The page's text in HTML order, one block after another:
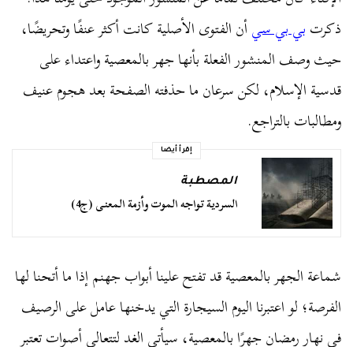
ذكرتبي بي سيأن الفتوى الأصلية كانت أكثر عنفًا وتحريضًا،
حيث وصف المنشور الفعلة بأنها جهر بالمعصية واعتداء على
قدسية الإسلام، لكن سرعان ما حذفته الصفحة بعد هجوم عنيف
ومطالبات بالتراجع.
إقرأ أيضا
المصطبة
السردية تواجه الموت وأزمة المعنى (ج4)
شماعة الجهر بالمعصية قد تفتح علينا أبواب جهنم إذا ما أتحنا لها
الفرصة؛ لو اعتبرنا اليوم السيجارة التي يدخنها عامل على الرصيف
في نهار رمضان جهرًا بالمعصية، سيأتي الغد لتتعالى أصوات تعتبر